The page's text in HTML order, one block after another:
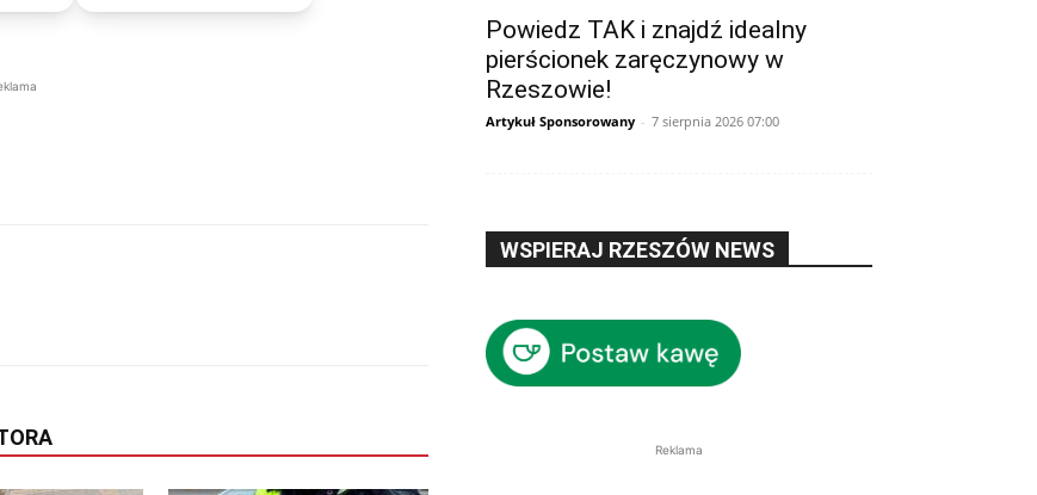
Powiedz TAK i znajdź idealny
pierścionek zaręczynowy w
Rzeszowie!
Artykuł Sponsorowany - 7 sierpnia 2026 07:00
WSPIERAJ RZESZÓW NEWS
Reklama